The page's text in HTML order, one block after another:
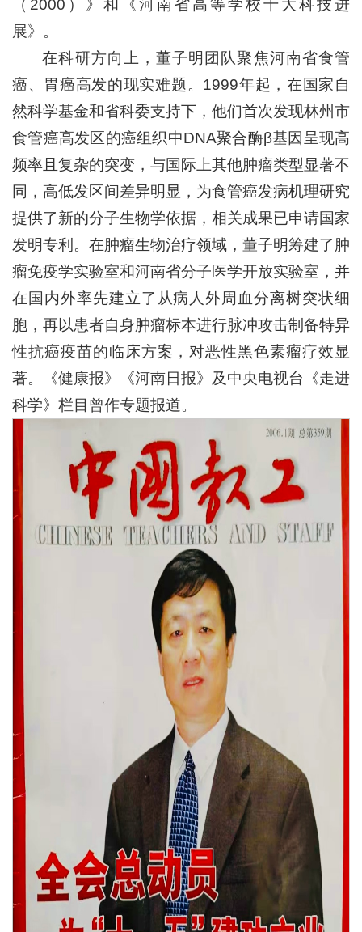
（2000）》和《河南省高等学校十大科技进
展》。
在科研方向上，董子明团队聚焦河南省食管
癌、胃癌高发的现实难题。1999年起，在国家自
然科学基金和省科委支持下，他们首次发现林州市
食管癌高发区的癌组织中DNA聚合酶β基因呈现高
频率且复杂的突变，与国际上其他肿瘤类型显著不
同，高低发区间差异明显，为食管癌发病机理研究
提供了新的分子生物学依据，相关成果已申请国家
发明专利。在肿瘤生物治疗领域，董子明筹建了肿
瘤免疫学实验室和河南省分子医学开放实验室，并
在国内外率先建立了从病人外周血分离树突状细
胞，再以患者自身肿瘤标本进行脉冲攻击制备特异
性抗癌疫苗的临床方案，对恶性黑色素瘤疗效显
著。《健康报》《河南日报》及中央电视台《走进
科学》栏目曾作专题报道。